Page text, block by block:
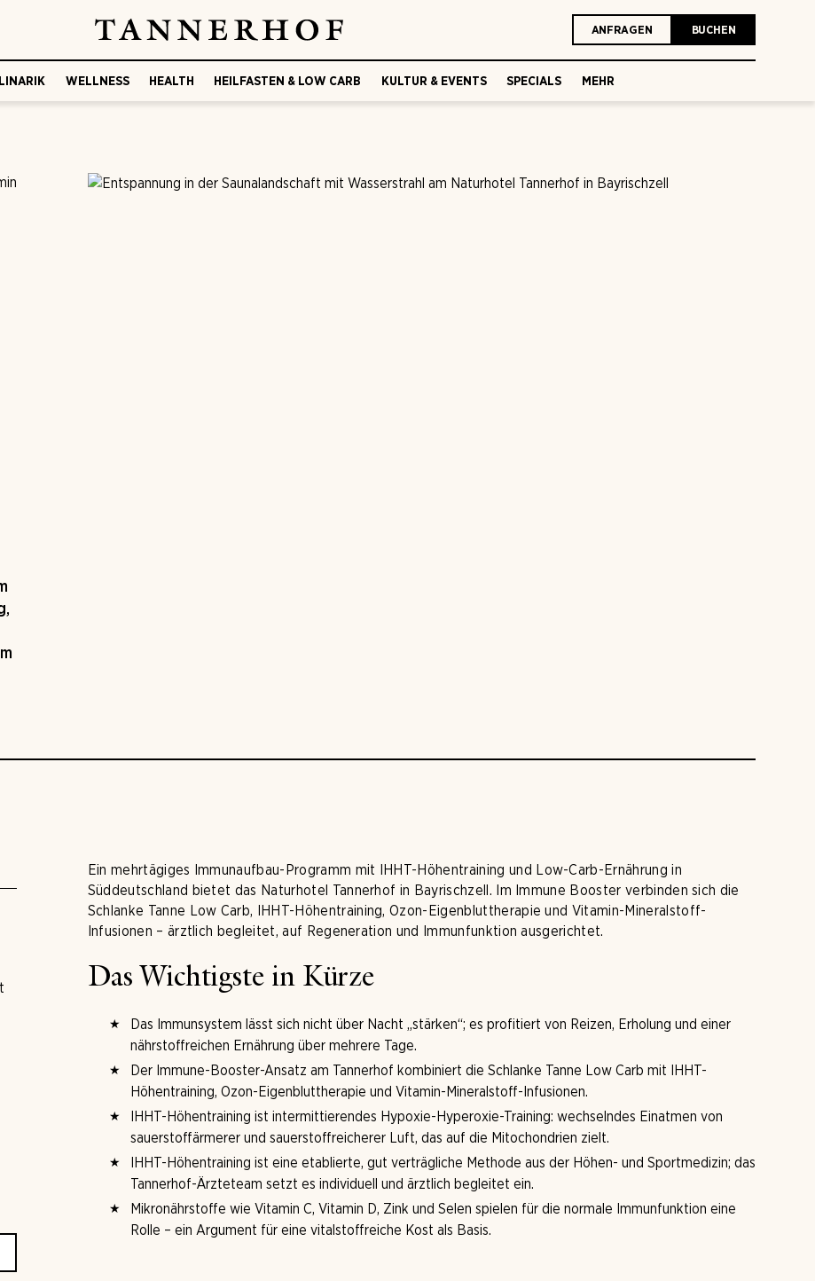
ANFRAGEN BUCHEN
WELLNESS HEALTH HEILFASTEN & LOW CARB KULTUR & EVENTS SPECIALS MEHR
Ein mehrtägiges Immunaufbau-Programm mit IHHT-Höhentraining und Low-Carb-Ernährung in
Süddeutschland bietet das Naturhotel Tannerhof in Bayrischzell. Im Immune Booster verbinden sich die
Schlanke Tanne Low Carb, IHHT-Höhentraining, Ozon-Eigenbluttherapie und Vitamin-Mineralstoff-
Infusionen – ärztlich begleitet, auf Regeneration und Immunfunktion ausgerichtet.
Das Wichtigste in Kürze
Das Immunsystem lässt sich nicht über Nacht „stärken“; es profitiert von Reizen, Erholung und einer
nährstoffreichen Ernährung über mehrere Tage.
Der Immune-Booster-Ansatz am Tannerhof kombiniert die Schlanke Tanne Low Carb mit IHHT-
Höhentraining, Ozon-Eigenbluttherapie und Vitamin-Mineralstoff-Infusionen.
IHHT-Höhentraining ist intermittierendes Hypoxie-Hyperoxie-Training: wechselndes Einatmen von
sauerstoffärmerer und sauerstoffreicherer Luft, das auf die Mitochondrien zielt.
IHHT-Höhentraining ist eine etablierte, gut verträgliche Methode aus der Höhen- und Sportmedizin; das
Tannerhof-Ärzteteam setzt es individuell und ärztlich begleitet ein.
Mikronährstoffe wie Vitamin C, Vitamin D, Zink und Selen spielen für die normale Immunfunktion eine
Rolle – ein Argument für eine vitalstoffreiche Kost als Basis.